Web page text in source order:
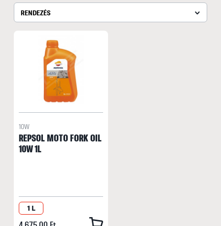
RENDEZÉS
10W
REPSOL MOTO FORK OIL
10W 1L
1 L